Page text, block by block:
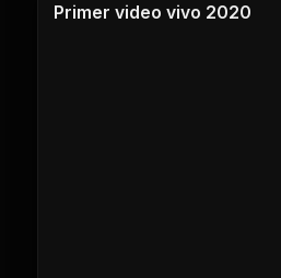
Primer video vivo 2020